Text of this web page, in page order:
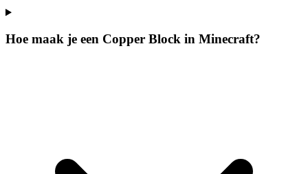
Hoe maak je een Copper Block in Minecraft?